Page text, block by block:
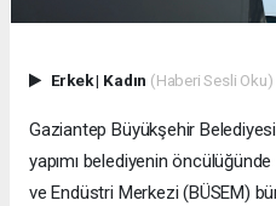
Erkek| Kadın (Haberi Sesli Oku)
Gaziantep Büyükşehir
yapımı belediyenin
ve Endüstri Merkezi (BÜSEM)